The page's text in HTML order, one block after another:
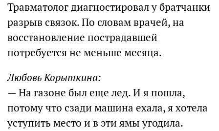
Травматолог диагностировал у братчанки
разрыв связок. По словам врачей, на
восстановление пострадавшей
потребуется не меньше месяца.
Любовь Корыткина:
— На газоне был еще лед. И я пошла,
потому что сзади машина ехала, я хотела
уступить место и в эти ямы угодила.